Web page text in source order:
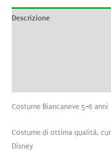
Descrizione
Costume Biancaneve 5-6 anni
Costume di ottima qualità,
Disney